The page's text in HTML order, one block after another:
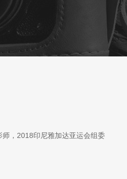
，2018印尼雅加达亚运会组委